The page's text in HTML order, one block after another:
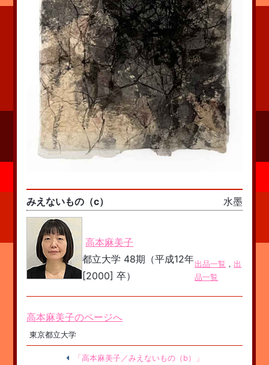
みえないもの（c） 水墨
高本麻美子
都立大学 48期（平成12年
[2000] 卒）
出品一覧 ， 出
品一覧
高本麻美子のページへ
東京都立大学
「高本麻美子／みえないもの（b）」